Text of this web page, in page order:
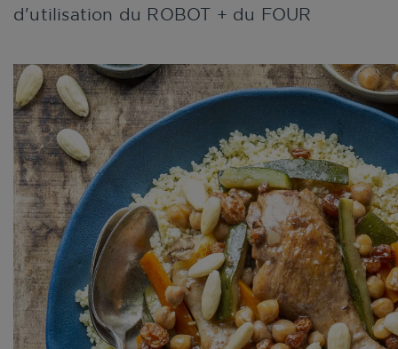
d'utilisation du ROBOT + du FOUR